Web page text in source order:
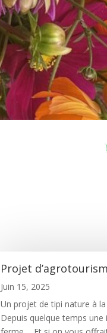
Projet
Juin 15, 2025
Un projet de tipi nature à
Depuis quelque temps une